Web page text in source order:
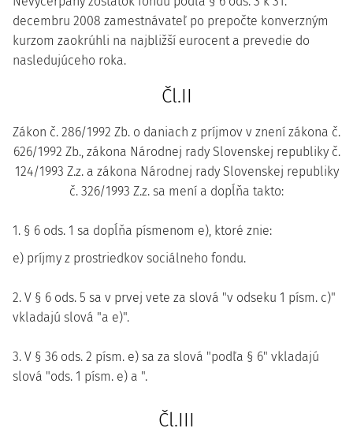
decembru 2008 zamestnávateľ po prepočte konverzným
kurzom zaokrúhli na najbližší eurocent a prevedie do
nasledujúceho roka.
Čl.II
Zákon č. 286/1992 Zb. o daniach z príjmov v znení zákona č.
626/1992 Zb., zákona Národnej rady Slovenskej republiky č.
124/1993 Z.z. a zákona Národnej rady Slovenskej republiky
č. 326/1993 Z.z. sa mení a dopĺňa takto:
1. § 6 ods. 1 sa dopĺňa písmenom e), ktoré znie:
e) príjmy z prostriedkov sociálneho fondu.
2. V § 6 ods. 5 sa v prvej vete za slová "v odseku 1 písm. c)"
vkladajú slová "a e)".
3. V § 36 ods. 2 písm. e) sa za slová "podľa § 6" vkladajú
slová "ods. 1 písm. e) a ".
Čl.III